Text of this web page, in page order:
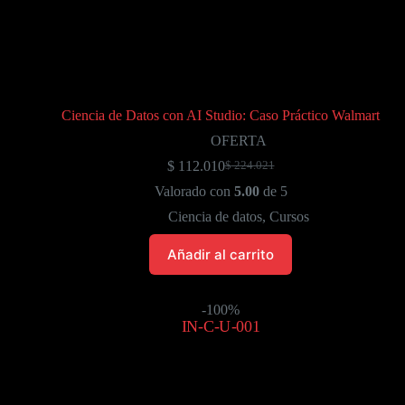
Ciencia de Datos con AI Studio: Caso Práctico Walmart
OFERTA
$224.021
El
precio
era:
$ 224.021.
$112.010El
precio
es:
$ 112.010.
Valorado con 5.00de 5
Ciencia de datos, Cursos
Añadir al carrito
-100%